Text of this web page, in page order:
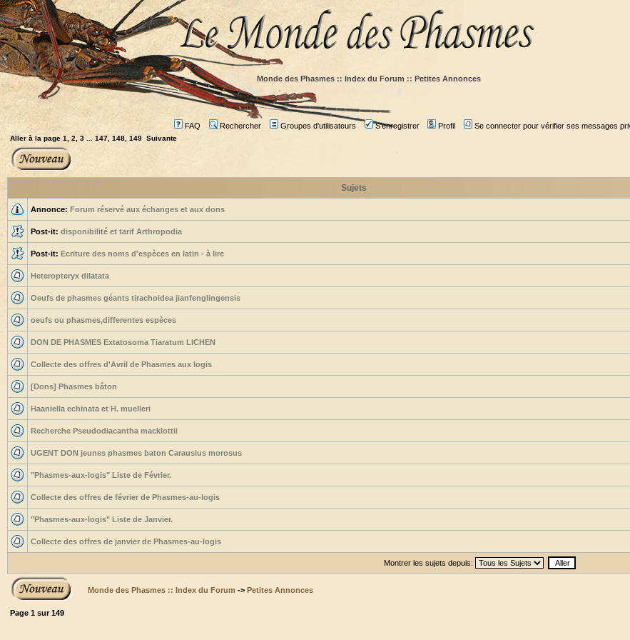
Monde des Phasmes :: Index du Forum :: Petites Annonces
FAQ Rechercher Groupes d'utilisateurs S'enregistrer Profil Se connecter pour vérifier ses messages
Aller à la page 1 2 3 ...147 148 149 Suivante
Sujets
Annonce: Forum réservé aux échanges et aux dons
Post-it: disponibilité et tarif Arthropodia
Post-it: Ecriture des noms d'espèces en latin - à lire
Heteropteryx dilatata
Oeufs de phasmes géants tirachoidea jianfenglingensis
oeufs ou phasmes,differentes espèces
DON DE PHASMES Extatosoma Tiaratum LICHEN
Collecte des offres d'Avril de Phasmes aux logis
[Dons] Phasmes bâton
Haaniella echinata et H. muelleri
Recherche Pseudodiacantha macklottii
UGENT DON jeunes phasmes baton Carausius morosus
"Phasmes-aux-logis" Liste de Février.
Collecte des offres de février de Phasmes-au-logis
"Phasmes-aux-logis" Liste de Janvier.
Collecte des offres de janvier de Phasmes-au-logis
Montrer les sujets depuis:
Monde des Phasmes :: Index du Forum -> Petites Annonces
Page 1 sur149